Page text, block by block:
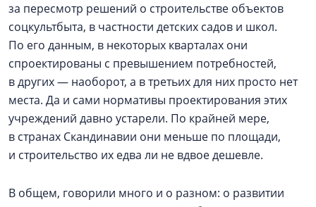
за пересмотр решений о строительстве объектов
соцкультбыта, в частности детских садов и школ.
По его данным, в некоторых кварталах они
спроектированы с превышением потребностей,
в других — наоборот, а в третьих для них просто нет
места. Да и сами нормативы проектирования этих
учреждений давно устарели. По крайней мере,
в странах Скандинавии они меньше по площади,
и строительство их едва ли не вдвое дешевле.
В общем, говорили много и о разном: о развитии